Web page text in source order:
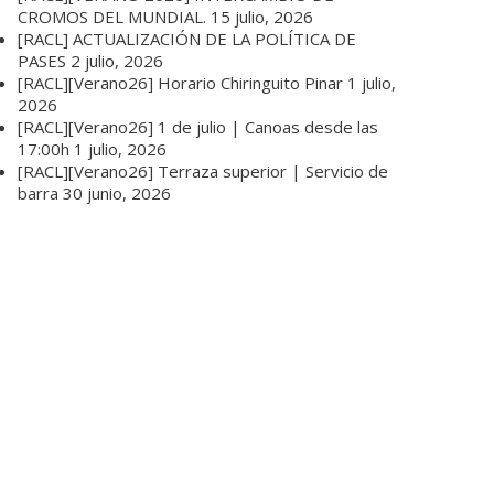
CROMOS DEL MUNDIAL. 15 julio, 2026
[RACL] ACTUALIZACIÓN DE LA POLÍTICA DE
PASES 2 julio, 2026
[RACL][Verano26] Horario Chiringuito Pinar 1 julio,
2026
[RACL][Verano26] 1 de julio | Canoas desde las
17:00h 1 julio, 2026
[RACL][Verano26] Terraza superior | Servicio de
barra 30 junio, 2026